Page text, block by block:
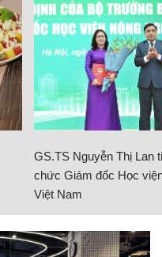
GS.TS Nguyễn Thị Lan
chức Giám đốc Học
Việt Nam